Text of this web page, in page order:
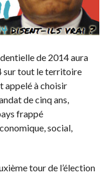
de 2014 aura
sur tout le territoire
appelé à choisir
de cinq ans,
frappé
social,
tour de l’élection